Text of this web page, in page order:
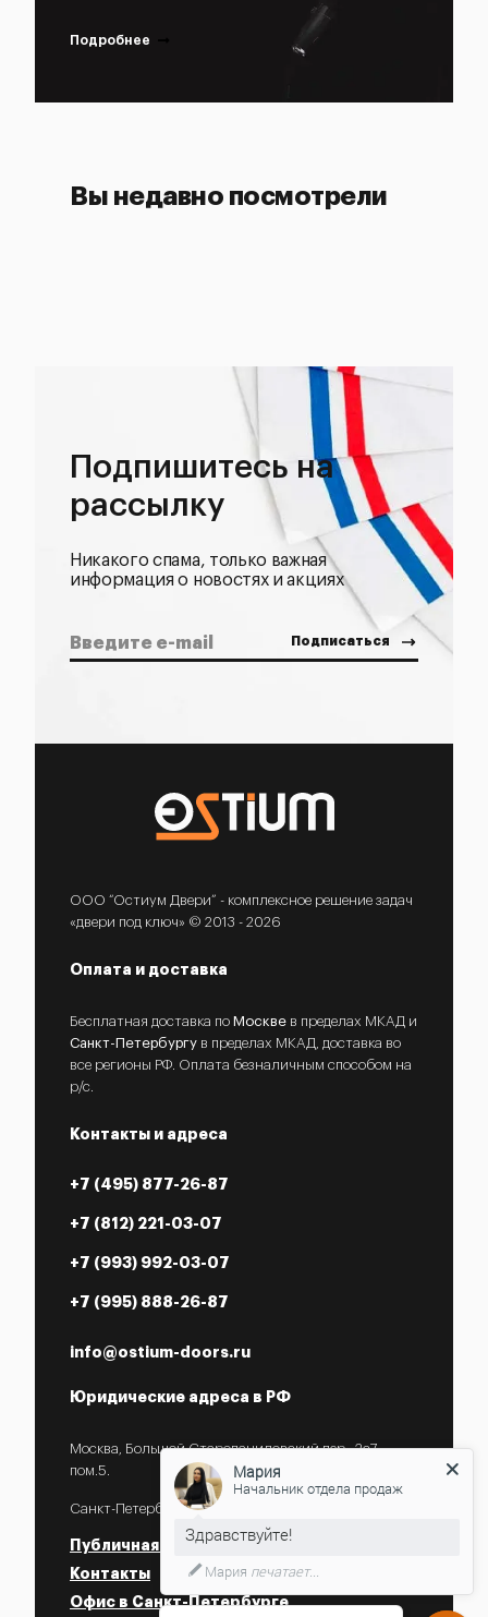
Подробнее
Вы недавно посмотрели
Подпишитесь на
рассылку
Никакого спама, только важная
информация о новостях и акциях
ООО “Остиум Двери” - комплексное решение задач
«двери под ключ» © 2013 - 2026
Оплата и доставка
Бесплатная доставка по Москве в пределах МКАД и
Санкт-Петербургу в пределах МКАД, доставка во
все регионы РФ. Оплата безналичным способом на
р/с.
Контакты и адреса
+7 (495) 877-26-87
+7 (812) 221-03-07
+7 (993) 992-03-07
+7 (995) 888-26-87
info@ostium-doors.ru
Юридические адреса в РФ
Москва, Большой Староданиловский пер., 2с7,
пом.5.
Санкт-Петербург, ул. Некрасова, 18.
Публичная оферта
Контакты
Офис в Санкт-Петербурге
Мария
Начальник отдела продаж
Здравствуйте!
Мария печатает...